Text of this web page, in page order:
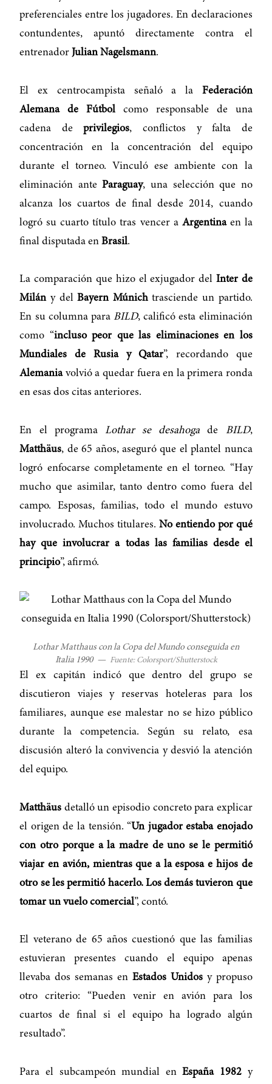
preferenciales entre los jugadores. En declaraciones
contundentes, apuntó directamente contra el
entrenador Julian Nagelsmann.
El ex centrocampista señaló a la Federación
Alemana de Fútbol como responsable de una
cadena deprivilegios, conflictos y falta de
concentración en la concentración del equipo
durante el torneo. Vinculó ese ambiente con la
eliminación anteParaguay, una selección que no
alcanza los cuartos de final desde 2014, cuando
logró su cuarto título tras vencer a Argentinaen la
final disputada enBrasil.
La comparación que hizo el exjugador del Inter de
Milány delBayern Múnichtrasciende un partido.
En su columna paraBILD, calificó esta eliminación
como “incluso peor que las eliminaciones en los
Mundiales de Rusia y Qatar”, recordando que
Alemaniavolvió a quedar fuera en la primera ronda
en esas dos citas anteriores.
En el programa Lothar se desahoga de BILD,
Matthäus, de 65 años, aseguró que el plantel nunca
logró enfocarse completamente en el torneo. “Hay
mucho que asimilar, tanto dentro como fuera del
campo. Esposas, familias, todo el mundo estuvo
involucrado. Muchos titulares. No entiendo por qué
hay que involucrar a todas las familias desde el
principio”, afirmó.
Lothar Matthaus con la Copa del Mundo conseguida en
Italia 1990 — Fuente: Colorsport/Shutterstock
El ex capitán indicó que dentro del grupo se
discutieron viajes y reservas hoteleras para los
familiares, aunque ese malestar no se hizo público
durante la competencia. Según su relato, esa
discusión alteró la convivencia y desvió la atención
del equipo.
Matthäus detalló un episodio concreto para explicar
el origen de la tensión. “Un jugador estaba enojado
con otro porque a la madre de uno se le permitió
viajar en avión, mientras que a la esposa e hijos de
otro se les permitió hacerlo. Los demás tuvieron que
tomar un vuelo comercial”, contó.
El veterano de 65 años cuestionó que las familias
estuvieran presentes cuando el equipo apenas
llevaba dos semanas en Estados Unidosy propuso
otro criterio: “Pueden venir en avión para los
cuartos de final si el equipo ha logrado algún
resultado”.
Para el subcampeón mundial enEspaña 1982y